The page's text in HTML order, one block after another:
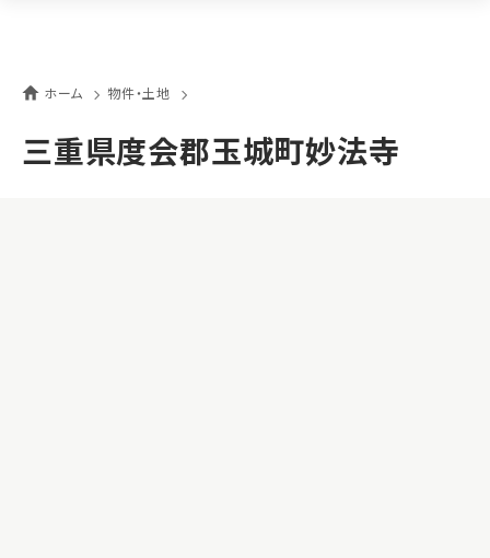
ホーム 物件・土地
三重県度会郡玉城町妙法寺